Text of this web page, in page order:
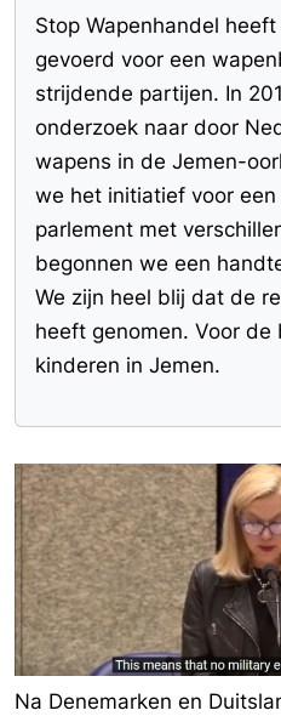
Stop Wapenhandel
gevoerd voor een
strijdende partijen. In
onderzoek naar door
wapens in de Jemen-
we het initiatief voor
parlement met
begonnen we een
We zijn heel blij dat de
heeft genomen. Voor de
kinderen in Jemen.
Na Denemarken en